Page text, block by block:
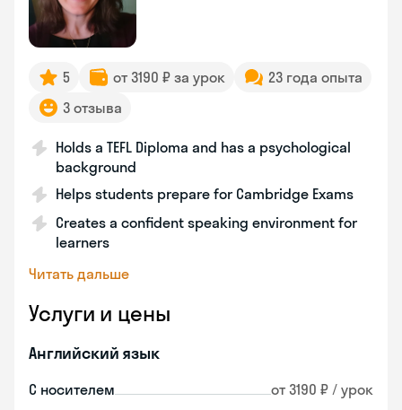
5 от 3190 ₽ за урок
23 года опыта
3 отзыва
Holds a TEFL Diploma and has a psychological
background
Helps students prepare for Cambridge Exams
Creates a confident speaking environment for
learners
Читать дальше
Услуги и цены
Английский язык
С носителем от 3190 ₽ / урок